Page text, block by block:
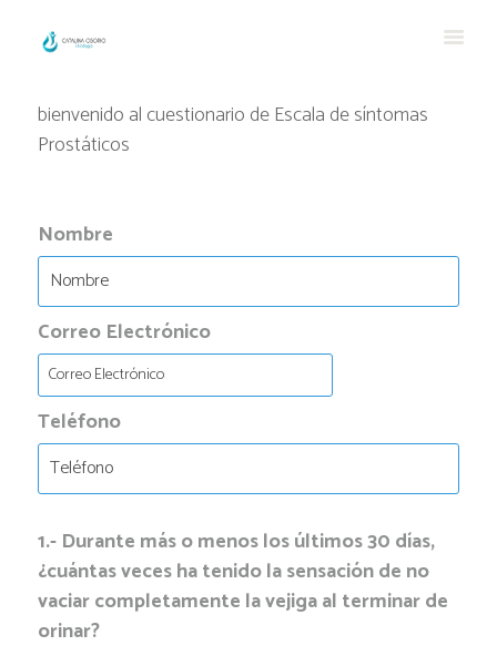
bienvenido al cuestionario de Escala de síntomas
Prostáticos
Nombre
Correo Electrónico
Teléfono
1.- Durante más o menos los últimos 30 días,
¿cuántas veces ha tenido la sensación de no
vaciar completamente la vejiga al terminar de
orinar?